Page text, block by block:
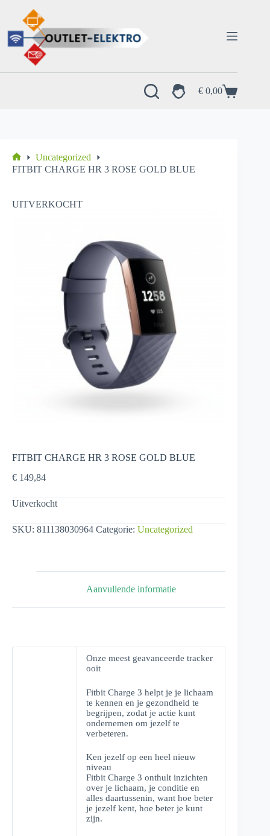
inhoud
Winkelwagen
€ 0,00
Home
Uncategorized
FITBIT CHARGE HR 3 ROSE GOLD BLUE
UITVERKOCHT
FITBIT CHARGE HR 3 ROSE GOLD BLUE
€ 149,84
Uitverkocht
SKU: 811138030964 Categorie: Uncategorized
Aanvullende informatie
Onze meest geavanceerde tracker
ooit
Fitbit Charge 3 helpt je je lichaam
te kennen en je gezondheid te
begrijpen, zodat je actie kunt
ondernemen om jezelf te
verbeteren.
Ken jezelf op een heel nieuw
niveau
Fitbit Charge 3 onthult inzichten
over je lichaam, je conditie en
alles daartussenin, want hoe beter
je jezelf kent, hoe beter je kunt
zijn.